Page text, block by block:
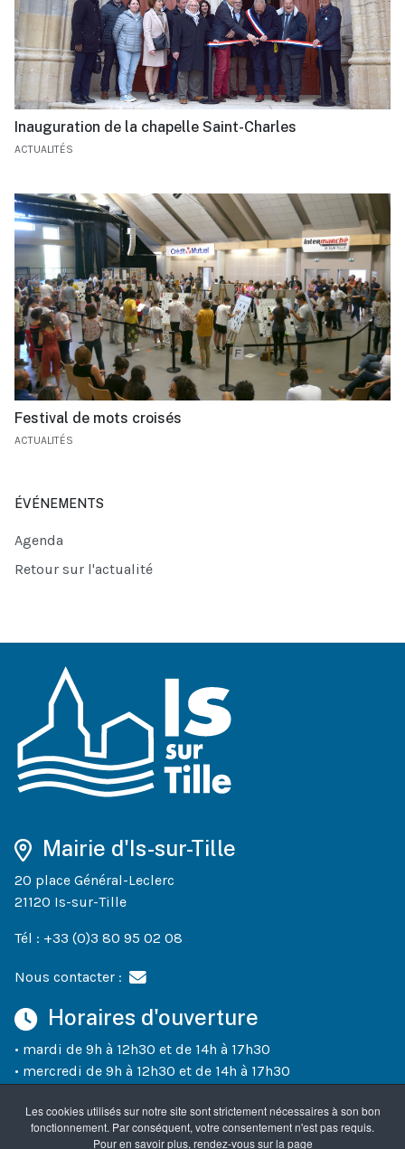
Inauguration de la chapelle Saint-Charles
ACTUALITÉS
Festival de mots croisés
ACTUALITÉS
ÉVÉNEMENTS
Agenda
Retour sur l'actualité
Mairie d'Is-sur-Tille
20 place Général-Leclerc
21120 Is-sur-Tille
Tél : +33 (0)3 80 95 02 08
Nous contacter :
Horaires d'ouverture
• mardi de 9h à 12h30 et de 14h à 17h30
• mercredi de 9h à 12h30 et de 14h à 17h30
• vendredi de 9h à 12h30 et de 14h à 17h30
• un samedi sur deux (semaines paires) de 10h à 12h
Les cookies utilisés sur notre site sont strictement nécessaires à son bon
fonctionnement. Par conséquent, votre consentement n'est pas requis.
Pour en savoir plus, rendez-vous sur la page